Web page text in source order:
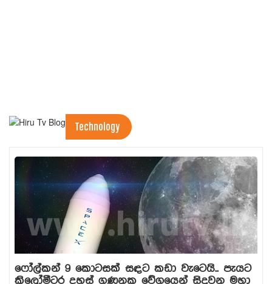
Technology
ෆෝල්කන් 9 කොටසක් සඳට කඩා වැටෙයි.. පැයට
කිලෝමීටර දහස් ගණනක වේගයෙන් සිදුවන මහා